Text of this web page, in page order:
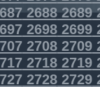
26882689
26982699
27082709
27182719
27282729